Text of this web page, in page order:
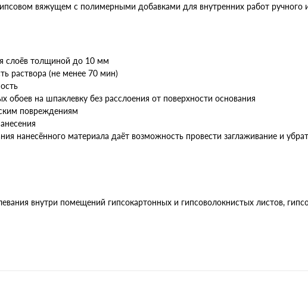
вяжущем с полимерными добавками для внутренних работ ручного
слоёв толщиной до 10 мм
раствора (не менее 70 мин)
обоев на шпаклевку без расслоения от поверхности основания
повреждениям
нанесённого материала даёт возможность провести заглаживание и
внутри помещений гипсокартонных и гипсоволокнистых листов,